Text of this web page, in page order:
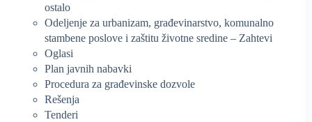
ostalo
Odeljenje za urbanizam, građevinarstvo, komunalno
stambene poslove i zaštitu životne sredine – Zahtevi
Oglasi
Plan javnih nabavki
Procedura za građevinske dozvole
Rešenja
Tenderi